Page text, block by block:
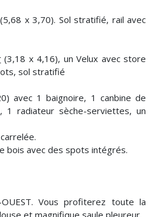
x 3,70). Sol stratifié, rail avec
(3,18 x 4,16), un Velux avec store
sol stratifié
avec 1 baignoire, 1 canbine de
1 radiateur sèche-serviettes, un
bois avec des spots intégrés.
Vous profiterez toute la
et magnifique saule pleureur.